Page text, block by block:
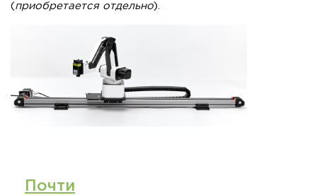
(приобретается отдельно).
Почти